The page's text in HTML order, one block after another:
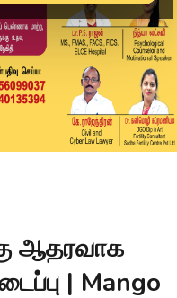
ஆதரவாக
| Mango